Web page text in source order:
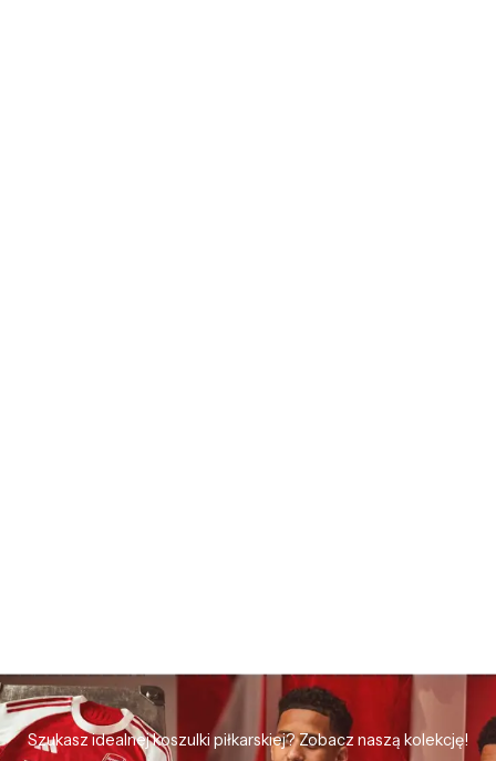
Szukasz idealnej koszulki piłkarskiej? Zobacz naszą kolekcję!